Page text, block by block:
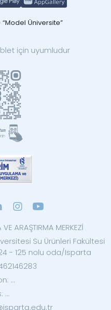
Üniversite”
için uyumludur
ARAŞTIRMA MERKEZİ
Su Ürünleri Fakültesi
- 125 nolu oda/Isparta
...
...